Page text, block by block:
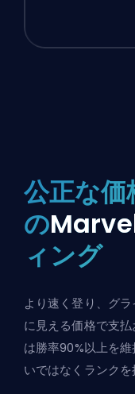
公正な
の
ィング
より速く登り、グ
に見える価格で支
は勝率90%以上を
いではなくランクを